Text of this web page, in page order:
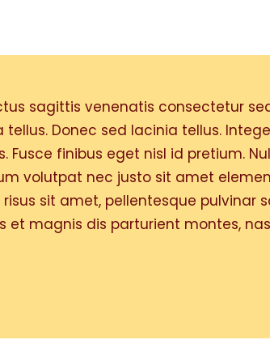
sagittis venenatis consectetur
Donec sed lacinia tellus.
finibus eget nisl id pretium.
volutpat nec justo sit amet
sit amet, pellentesque pulvinar
et magnis dis parturient montes,